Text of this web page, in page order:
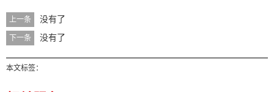
上一条 没有了
下一条 没有了
本文标签：